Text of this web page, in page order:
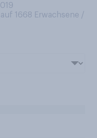
1668 Erwachsene /